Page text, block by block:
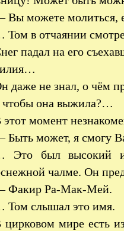
Вы можете молиться,
Том в отчаянии
падал на его
даже не знал, о чём
чтобы она выжила?…
этот момент
Быть может, я смогу
Это был высокий
чалме. Он
Факир Ра-Мак-Мей.
Том слышал это имя.
цирковом мире есть